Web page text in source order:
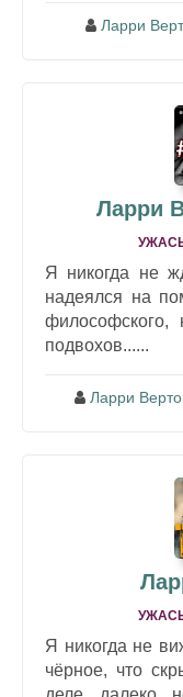
Ларри
Ларри
Я никогда не
надеялся на
подвохов......
Ларри
Я никогда не
чёрное, что